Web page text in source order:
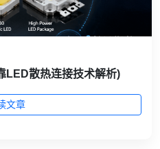
LED散热连接技术解析)
文章